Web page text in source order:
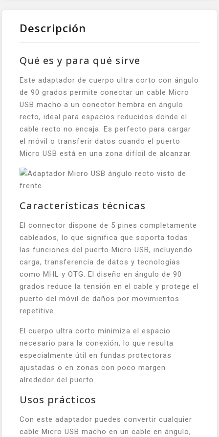
Descripción
Qué es y para qué sirve
Este adaptador de cuerpo ultra corto con ángulo
de 90 grados permite conectar un cable Micro
USB macho a un conector hembra en ángulo
recto, ideal para espacios reducidos donde el
cable recto no encaja. Es perfecto para cargar
el móvil o transferir datos cuando el puerto
Micro USB está en una zona difícil de alcanzar.
Características técnicas
El connector dispone de 5 pines completamente
cableados, lo que significa que soporta todas
las funciones del puerto Micro USB, incluyendo
carga, transferencia de datos y tecnologías
como MHL y OTG. El diseño en ángulo de 90
grados reduce la tensión en el cable y protege el
puerto del móvil de daños por movimientos
repetitive.
El cuerpo ultra corto minimiza el espacio
necesario para la conexión, lo que resulta
especialmente útil en fundas protectoras
ajustadas o en zonas con poco margen
alrededor del puerto.
Usos prácticos
Con este adaptador puedes convertir cualquier
cable Micro USB macho en un cable en ángulo,